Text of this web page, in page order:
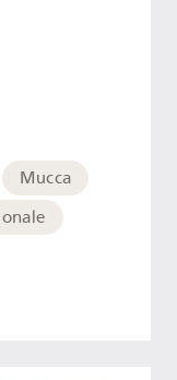
Mucca